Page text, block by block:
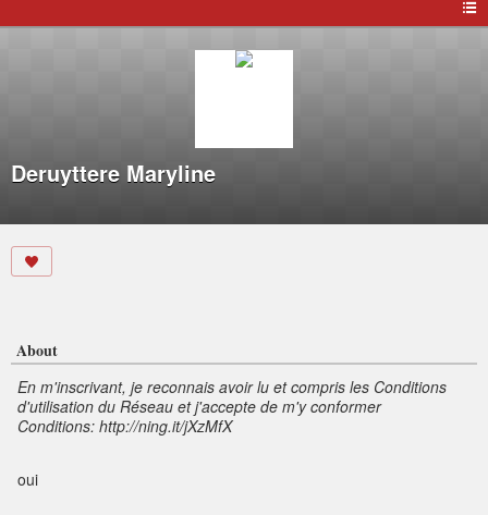
Deruyttere Maryline
About
En m'inscrivant, je reconnais avoir lu et compris les Conditions
d'utilisation du Réseau et j'accepte de m'y conformer
Conditions: http://ning.it/jXzMfX
oui